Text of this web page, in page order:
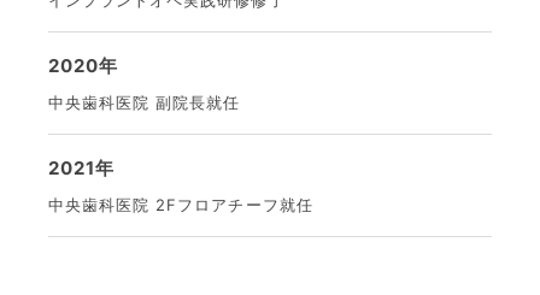
2020年
中央歯科医院 副院長就任
2021年
中央歯科医院 2Fフロアチーフ就任